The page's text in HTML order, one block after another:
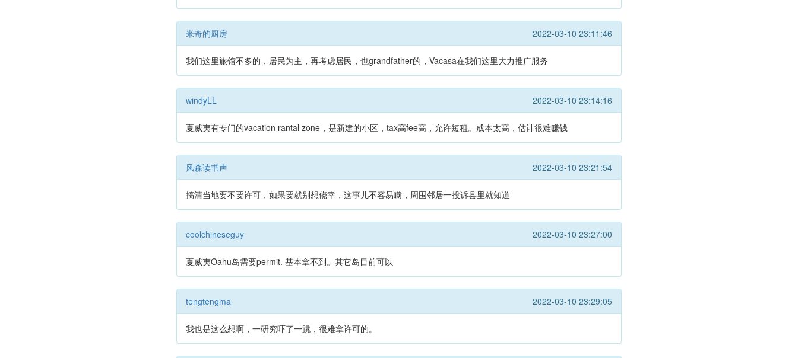
米奇的厨房 2022-03-10 23:11:46
我们这里旅馆不多的，居民为主，再考虑居民，也grandfather的，Vacasa在我们这里大力推广服务
windyLL 2022-03-10 23:14:16
夏威夷有专门的vacation rantal zone，是新建的小区，tax高fee高，允许短租。成本太高，估计很难赚钱
风森读书声 2022-03-10 23:21:54
搞清当地要不要许可，如果要就别想侥幸，这事儿不容易瞒，周围邻居一投诉县里就知道
coolchineseguy 2022-03-10 23:27:00
夏威夷Oahu岛需要permit. 基本拿不到。其它岛目前可以
tengtengma 2022-03-10 23:29:05
我也是这么想啊，一研究吓了一跳，很难拿许可的。